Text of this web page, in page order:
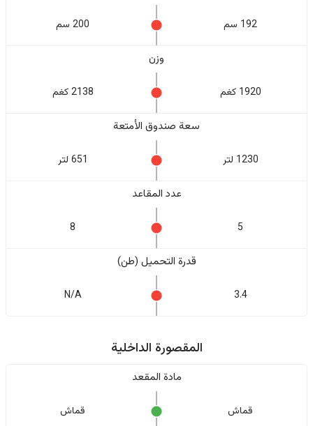
192 سم 200 سم
وزن
1920 كغم 2138 كغم
سعة صندوق الأمتعة
1230 لتر 651 لتر
عدد المقاعد
5
8
قدرة التحميل (طن)
3.4
N/A
المقصورة الداخلية
مادة المقعد
قماش قماش